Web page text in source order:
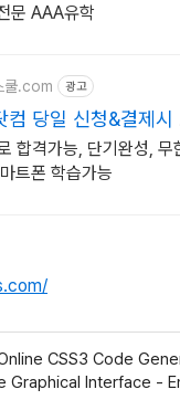
문 AAA유학
.com 광고
당일 신청&결제시
합격가능, 단기완성, 무
트폰 학습가능
CSS3 Code
Graphical Interface -